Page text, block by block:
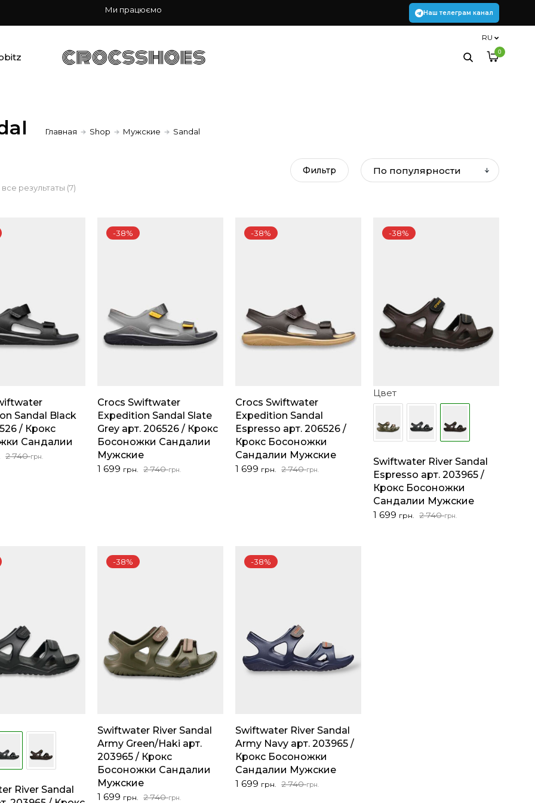
Ми працюємо Наш телеграм канал
0
RU
Главная Shop Мужские Sandal
Фильтр
результаты (7)
популярности
Sandal Black
/ Крокс
Сандалии
2 740грн.
-38%
Crocs Swiftwater
Expedition Sandal Slate
Grey арт. 206526 / Крокс
Босоножки Сандалии
Мужские
2 740грн.
Первоначальная
1 699 грн.
Текущая
-38%
Crocs Swiftwater
Expedition Sandal
Espresso арт. 206526 /
Крокс Босоножки
Сандалии Мужские
2 740грн.
Первоначальная
1 699 грн.
Текущая
Цвет
-38%
Swiftwater River Sandal
Espresso арт. 203965 /
Крокс Босоножки
Сандалии Мужские
2 740грн.
Первоначальная
1 699 грн.
Текущая
River Sandal
-38%
Swiftwater River Sandal
Army Green/Haki арт.
203965 / Крокс
Босоножки Сандалии
Мужские
2 740грн.
Первоначальная
1 699 грн.
Текущая
-38%
Swiftwater River Sandal
Army Navy арт. 203965 /
Крокс Босоножки
Сандалии Мужские
2 740грн.
Первоначальная
1 699 грн.
Текущая